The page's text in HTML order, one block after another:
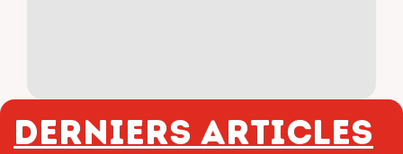
Derniers articles